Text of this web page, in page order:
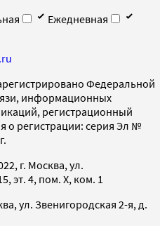
Ежедневная
Федеральной
информационных
регистрационный
о регистрации: серия Эл №
г. Москва, ул.
эт. 4, пом. X, ком. 1
ул. Звенигородская 2-я, д.